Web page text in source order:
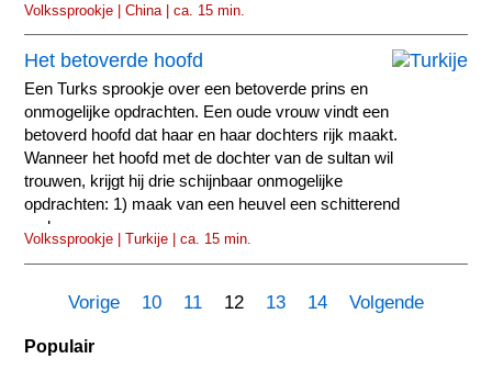
Volkssprookje | China | ca. 15 min.
Het betoverde hoofd
Een Turks sprookje over een betoverde prins en
onmogelijke opdrachten. Een oude vrouw vindt een
betoverd hoofd dat haar en haar dochters rijk maakt.
Wanneer het hoofd met de dochter van de sultan wil
trouwen, krijgt hij drie schijnbaar onmogelijke
opdrachten: 1) maak van een heuvel een schitterend
park...
Volkssprookje | Turkije | ca. 15 min.
Vorige 10 1112 13 14 Volgende
Populair